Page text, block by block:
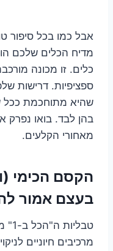
אבל כמו בכל סיפור
מדיח הכלים שלכם
כלים. זו מכונה
ספציפיות. דרישות
שהיא מתוחכמת ככל
בהן לבד. בואו נפרק
מאחורי הקלעים.
הקסם הכימי
בעצם אמור
מרכיבים חיוניים